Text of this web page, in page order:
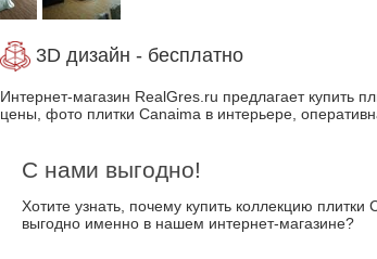
3D дизайн - бесплатно
Интернет-магазин RealGres.ru предлагает купить
цены, фото плитки Canaima в интерьере,
С нами выгодно!
Хотите узнать, почему купить коллекцию плитки
выгодно именно в нашем интернет-магазине?